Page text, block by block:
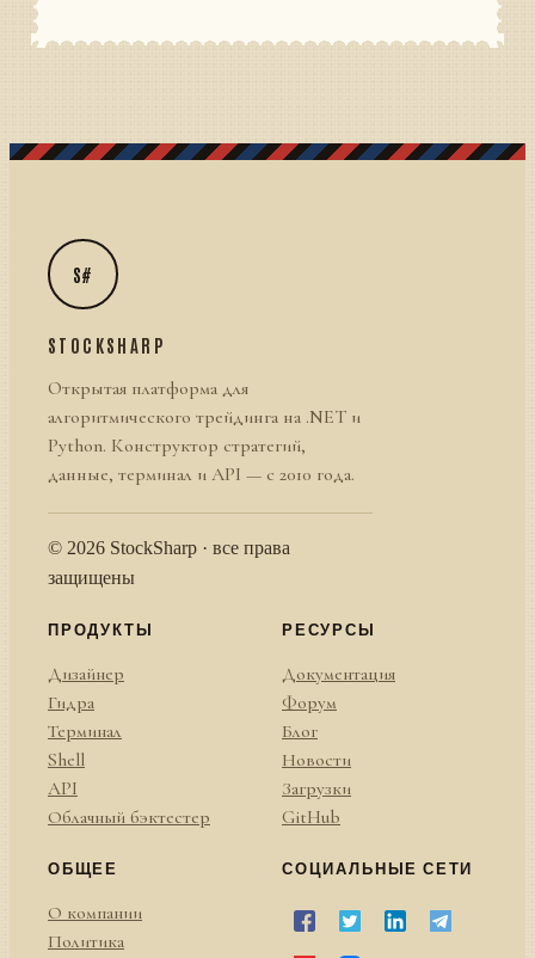
S#
STOCKSHARP
Открытая платформа для
алгоритмического трейдинга на .NET и
Python. Конструктор стратегий,
данные, терминал и API — с 2010 года.
© 2026 StockSharp · все права
защищены
ПРОДУКТЫ
Дизайнер
Гидра
Терминал
Shell
API
Облачный бэктестер
РЕСУРСЫ
Документация
Форум
Блог
Новости
Загрузки
GitHub
ОБЩЕЕ
О компании
Политика
СОЦИАЛЬНЫЕ СЕТИ